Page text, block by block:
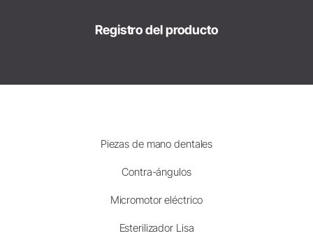
Registro del producto
Piezas de mano dentales
Contra-ángulos
Micromotor eléctrico
Esterilizador Lisa